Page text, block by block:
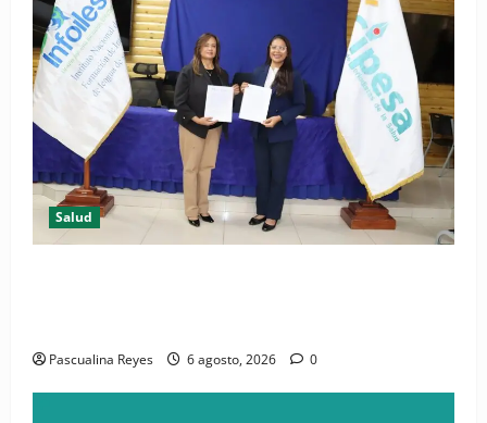
Salud
Pascualina Reyes 6 agosto, 2026 0